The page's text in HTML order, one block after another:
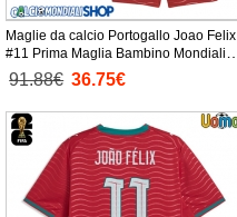
Maglie da calcio Portogallo Joao Felix
#11 Prima Maglia Bambino Mondiali
2026 Manica Corta + Pantaloni corti)
91.88€ 36.75€